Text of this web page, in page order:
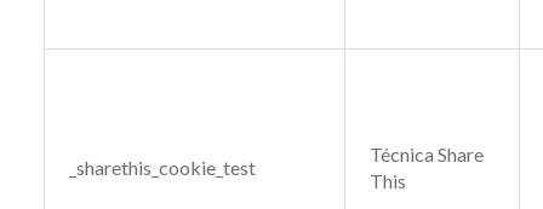
_sharethis_cookie_test
Técnica Share
This